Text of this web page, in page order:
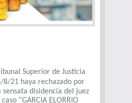
Superior de Justicia
8/21 haya rechazado por
disidencia del juez
“GARCIA ELORRIO